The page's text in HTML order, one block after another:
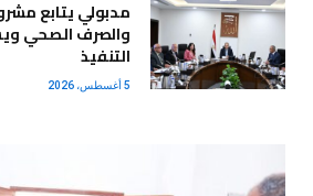
مدبولي يتابع
والصرف الصحي
التنفيذ
5 أغسطس، 2026